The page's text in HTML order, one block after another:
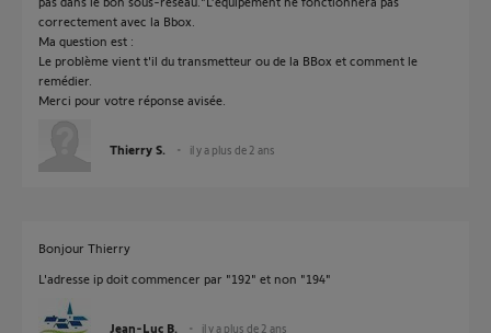
correctement avec la Bbox.
Ma question est :
Le problème vient t'il du transmetteur ou de la BBox et comment le
remédier.
Merci pour votre réponse avisée.
Thierry S. il y a plus de 2 ans
Bonjour Thierry
L'adresse ip doit commencer par "192" et non "194"
Jean-Luc B. il y a plus de 2 ans